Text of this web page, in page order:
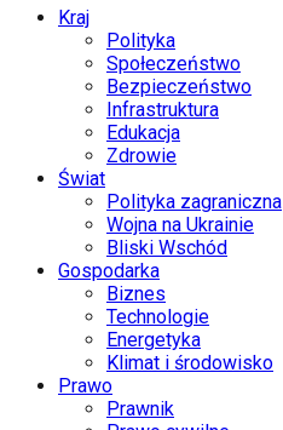
Kraj
Polityka
Społeczeństwo
Bezpieczeństwo
Infrastruktura
Edukacja
Zdrowie
Świat
Polityka zagraniczna
Wojna na Ukrainie
Bliski Wschód
Gospodarka
Biznes
Technologie
Energetyka
Klimat i środowisko
Prawo
Prawnik